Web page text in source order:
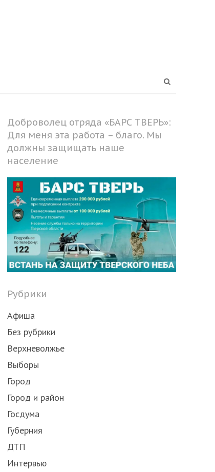
Доброволец отряда «БАРС ТВЕРЬ»:
Для меня эта работа – благо. Мы
должны защищать наше
население
Рубрики
Афиша
Без рубрики
Верхневолжье
Выборы
Город
Город и район
Госдума
Губерния
ДТП
Интервью